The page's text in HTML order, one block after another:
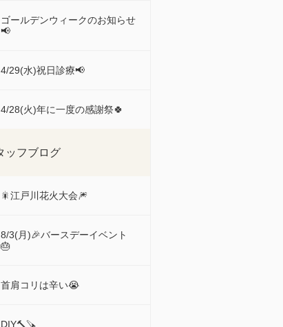
ゴールデンウィークのお知らせ
📢
4/29(水)祝日診療📢
4/28(火)年に一度の感謝祭🍀
ッフブログ
🎇江戸川花火大会🎆
8/3(月)🎉バースデーイベント
🎂
首肩コリは辛い😭
DIY🔨🪚